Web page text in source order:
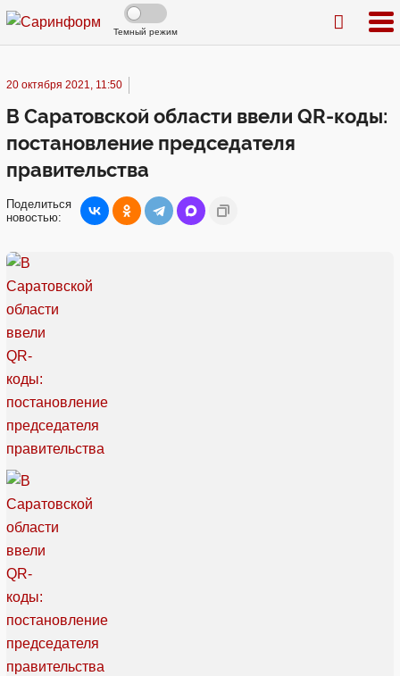
Темный режим
20 октября 2021, 11:50
В Саратовской области ввели QR-коды:
постановление председателя
правительства
Поделиться
новостью: